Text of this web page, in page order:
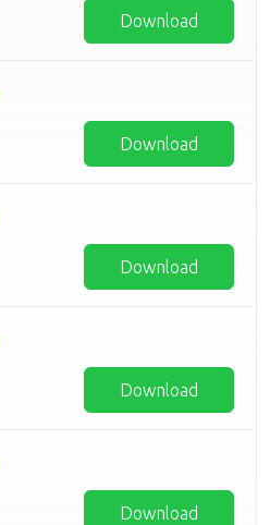
Download
Download
Download
Download
Download